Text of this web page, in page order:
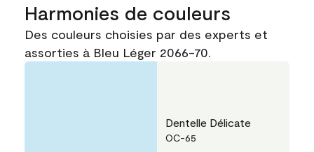
Harmonies de couleurs
Des couleurs choisies par des experts et
assorties à Bleu Léger 2066-70.
Dentelle Délicate
OC-65